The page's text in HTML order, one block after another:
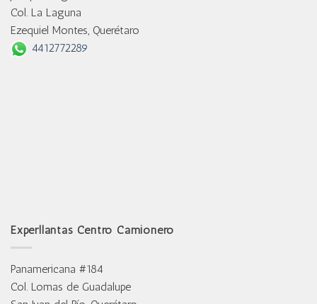
Col. La Laguna
Ezequiel Montes, Querétaro
4412772289
Experllantas Centro Camionero
Panamericana #184
Col. Lomas de Guadalupe